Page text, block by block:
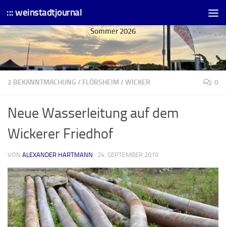
Skip to content
::: weinstadtjournal
Sommer 2026
2 BEKANNTMACHUNG / FLÖRSHEIM /WICKER 0
Neue Wasserleitung auf dem
Wickerer Friedhof
VON ALEXANDER HARTMANN · 24. SEPTEMBER 2019